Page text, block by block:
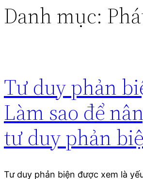
Danh mục:
Tư duy phản
Làm sao để
tư duy phản
Tư duy phản biện được xem là